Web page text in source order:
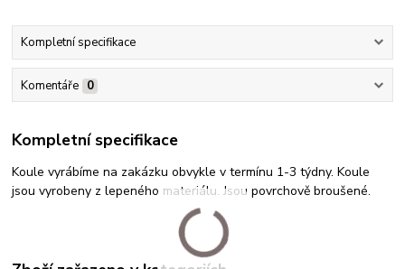
Kompletní specifikace
Komentáře 0
Kompletní specifikace
Koule vyrábíme na zakázku obvykle v termínu 1-3 týdny. Koule
jsou vyrobeny z lepeného materiálu. Jsou povrchově broušené.